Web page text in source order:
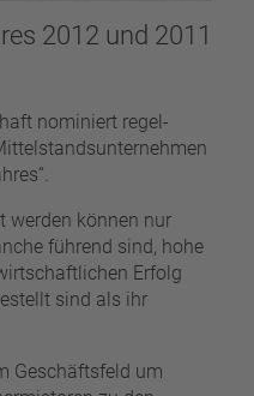
2012 und 2011
nominiert regel­
werden können nur
führend sind, hohe
Erfolg
sind als ihr
Geschäftsfeld um